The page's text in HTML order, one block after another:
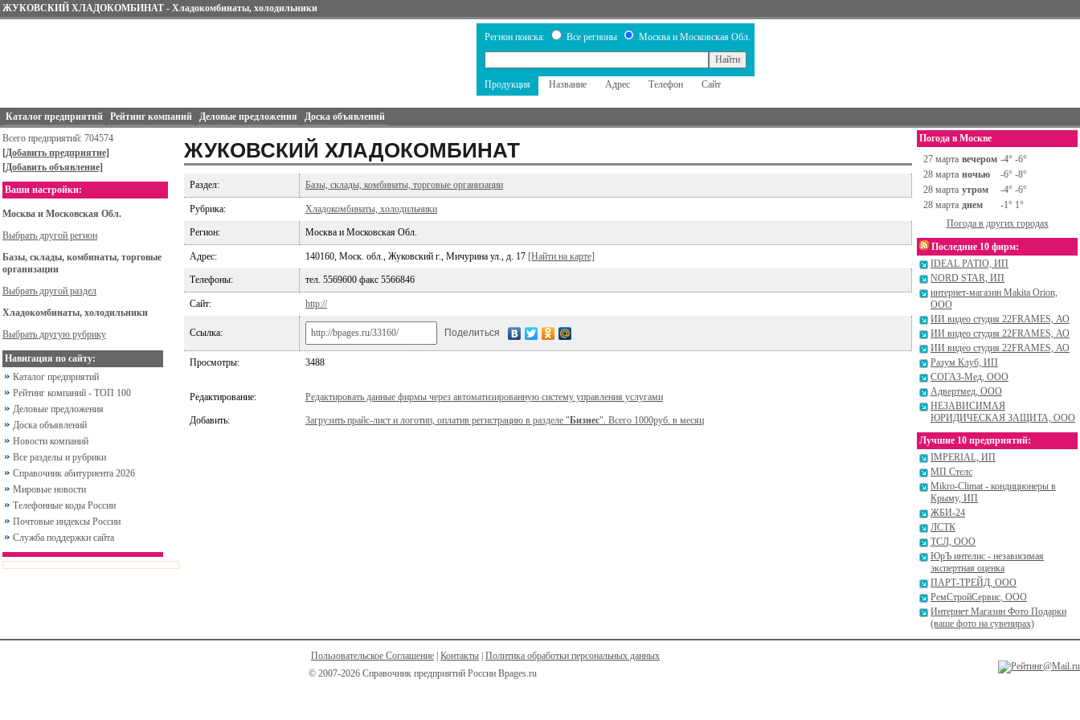
ЖУКОВСКИЙ ХЛАДОКОМБИНАТ - Хладокомбинаты, холодильники
Регион поиска: Все регионы Москва и Московская Обл.
Продукция Название Адрес Телефон Сайт
Каталог предприятий Рейтинг компаний Деловые предложения
Доска объявлений
Всего предприятий: 704574
[Добавить предприятие]
[Добавить объявление]
Ваши настройки:
Москва и Московская Обл.
Выбрать другой регион
Базы, склады, комбинаты, торговые
организации
Выбрать другой раздел
Хладокомбинаты, холодильники
Выбрать другую рубрику
Навигация по сайту:
Каталог предприятий
Рейтинг компаний - ТОП 100
Деловые предложения
Доска объявлений
Новости компаний
Все разделы и рубрики
Справочник абитуриента 2026
Мировые новости
Телефонные коды России
Почтовые индексы России
Служба поддержки сайта
ЖУКОВСКИЙ ХЛАДОКОМБИНАТ
Раздел: Базы, склады, комбинаты, торговые организации
Рубрика: Хладокомбинаты, холодильники
Регион: Москва и Московская Обл.
Адрес: 140160, Моск. обл., Жуковский г., Мичурина ул., д. 17 [Найти на карте]
Телефоны: тел. 5569600 факс 5566846
Сайт: http://
Ссылка: Поделиться
Просмотры: 3488
Редактирование: Редактировать данные фирмы через автоматизированную систему управления услугами
Добавить: Загрузить прайс-лист и логотип, оплатив регистрацию в разделе "Бизнес". Всего 1000руб. в месяц
Погода в Москве
27 марта вечером -4° -6°
28 марта ночью
-6° -8°
28 марта утром
-4° -6°
28 марта днем
-1° 1°
Погода в других городах
Последние 10 фирм:
IDEAL PATIO, ИП
NORD STAR, ИП
интернет-магазин Makita Orion,
ООО
ИИ видео студия 22FRAMES, АО
ИИ видео студия 22FRAMES, АО
ИИ видео студия 22FRAMES, АО
Разум Клуб, ИП
СОГАЗ-Мед, ООО
Адвертмед, ООО
НЕЗАВИСИМАЯ
ЮРИДИЧЕСКАЯ ЗАЩИТА, ООО
Лучшие 10 предприятий:
IMPERIAL, ИП
МП Стелс
Mikro-Climat - кондиционеры в
Крыму, ИП
ЖБИ-24
ЛСТК
ТСЛ, ООО
ЮрЪ интелис - независимая
экспертная оценка
ПАРТ-ТРЕЙД, ООО
РемСтройСервис, ООО
Интернет Магазин Фото Подарки
(ваше фото на сувенирах)
Пользовательское Соглашение Контакты Политика обработки персональных данных
© 2007-2026 Справочник предприятий России Bpages.ru